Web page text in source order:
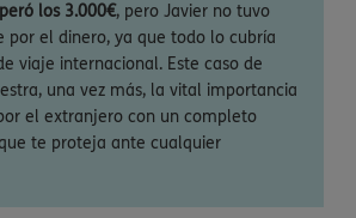
los 3.000€, pero Javier no tuvo
por el dinero, ya que todo lo cubría
viaje internacional. Este caso de
una vez más, la vital importancia
el extranjero con un completo
te proteja ante cualquier